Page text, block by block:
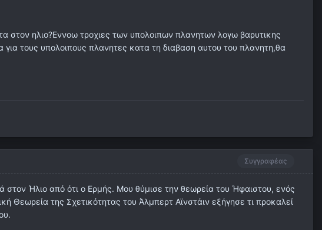
στον ηλιο?Εννοω τροχιες των υπολοιπων πλανητων λογω βαρυτικης
τους υπολοιπους πλανητες κατα τη διαβαση αυτου του πλανητη,θα
Συγγραφέας
Ήλιο από ότι ο Ερμής. Μου θύμισε την θεωρεία του Ήφαιστου, ενός
Θεωρεία της Σχετικότητας του Άλμπερτ Αϊνστάιν εξήγησε τι προκαλεί